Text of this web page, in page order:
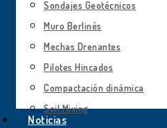
Sondajes Geotécnicos
Muro Berlinés
Mechas Drenantes
Pilotes Hincados
Compactación dinámica
Soil Mixing
Noticias